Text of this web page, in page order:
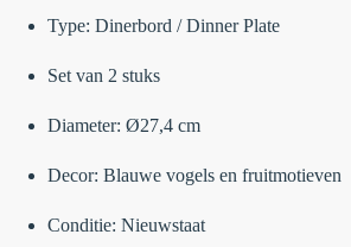
Type: Dinerbord / Dinner Plate
Set van 2 stuks
Diameter: Ø27,4 cm
Decor: Blauwe vogels en fruitmotieven
Conditie: Nieuwstaat